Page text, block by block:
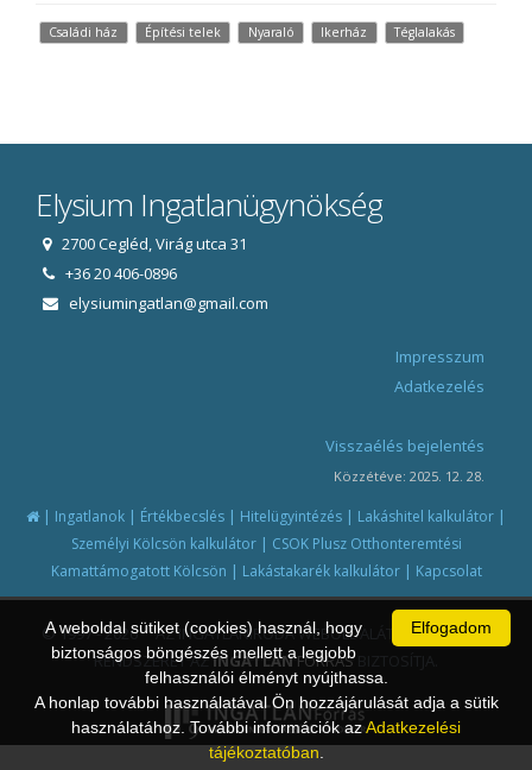
Családi ház Építési telek Nyaraló Ikerház Téglalakás
Elysium Ingatlanügynökség
2700 Cegléd, Virág utca 31
+36 20 406-0896
elysiumingatlan@gmail.com
Impresszum
Adatkezelés
Visszaélés bejelentés
Közzétéve: 2025. 12. 28.
| Ingatlanok | Értékbecslés | Hitelügyintézés | Lakáshitel kalkulátor |
Személyi Kölcsön kalkulátor| CSOK Plusz Otthonteremtési
Kamattámogatott Kölcsön | Lakástakarék kalkulátor| Kapcsolat
© 1997 - 2026 AZ INGATLANIRODA WEBOLDALÁT ÉS ÜGYVITELI
RENDSZERÉT AZINGATLANFORRÁSBIZTOSÍTJA.
Elfogadom
A weboldal sütiket (cookies) használ, hogy
biztonságos böngészés mellett a legjobb
felhasználói élményt nyújthassa.
A honlap további használatával Ön hozzájárulását adja a sütik
használatához. További információk azAdatkezelési
tájékoztatóban